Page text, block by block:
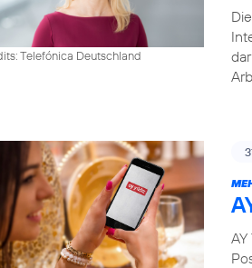
Telefónica Deutschland